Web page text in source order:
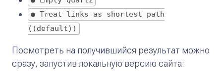
● Treat links as shortest path
((default))
Посмотреть на получившийся результат можно
сразу, запустив локальную версию сайта: